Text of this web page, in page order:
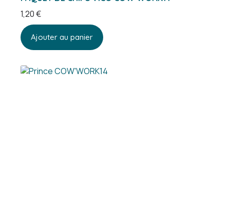
1,20€
Ajouter au panier